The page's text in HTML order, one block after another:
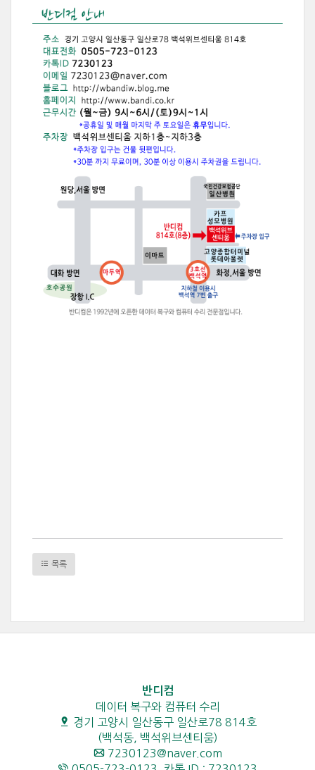
목록
반디컴
데이터 복구와 컴퓨터 수리
경기 고양시 일산동구 일산로78 814호
(백석동, 백석위브센티움)
7230123@naver.com